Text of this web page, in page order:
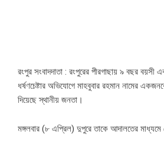
রংপুর সংবাদদাতা : রংপুরের পীরগাছায় ৯ বছর বয়সী
ধর্ষণচেষ্টার অভিযোগে মাহবুবার রহমান নামের
দিয়েছে স্থানীয় জনতা।
মঙ্গলবার (৮ এপ্রিল) দুপুরে তাকে আদালতের মাধ্যমে